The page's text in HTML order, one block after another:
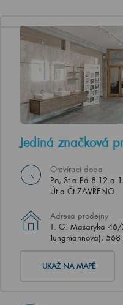
Jediná značková
Otevírací doba
Po, St a Pá 8-12 a
Út a Čt ZAVŘENO
Adresa prodejny
T. G. Masaryka 46/
Jungmannova),
UKAŽ NA MAPĚ